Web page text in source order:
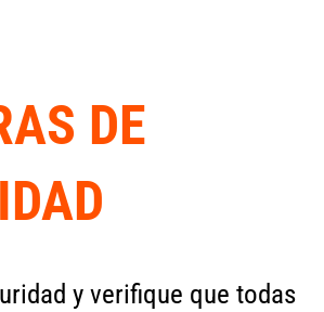
DE
y verifique que todas